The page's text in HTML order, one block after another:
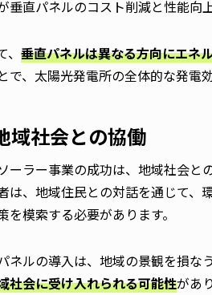
垂直パネルのコスト削減と性能向
垂直パネルは異なる方向にエネ
で、太陽光発電所の全体的な発電
域社会との協働
ーラー事業の成功は、地域社会と
は、地域住民との対話を通じて、
を模索する必要があります。
ネルの導入は、地域の景観を損な
社会に受け入れられる可能性があ